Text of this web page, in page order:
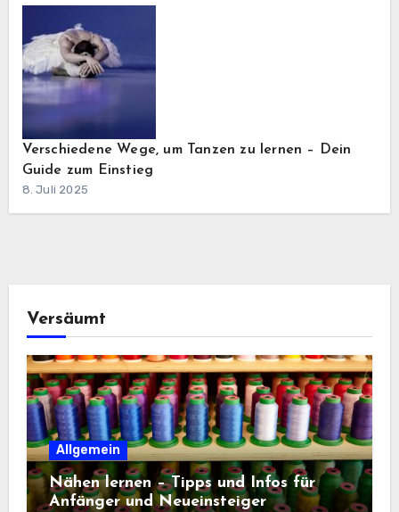
Verschiedene Wege, um Tanzen zu lernen – Dein
Guide zum Einstieg
8. Juli 2025
Versäumt
Allgemein
Nähen lernen – Tipps und Infos für
Anfänger und Neueinsteiger